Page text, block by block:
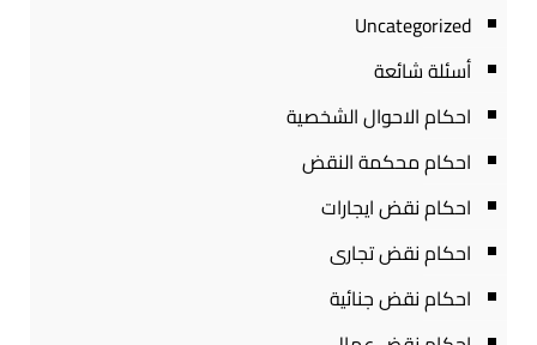
Uncategorized
أسئلة شائعة
احكام الاحوال الشخصية
احكام محكمة النقض
احكام نقض ايجارات
احكام نقض تجارى
احكام نقض جنائية